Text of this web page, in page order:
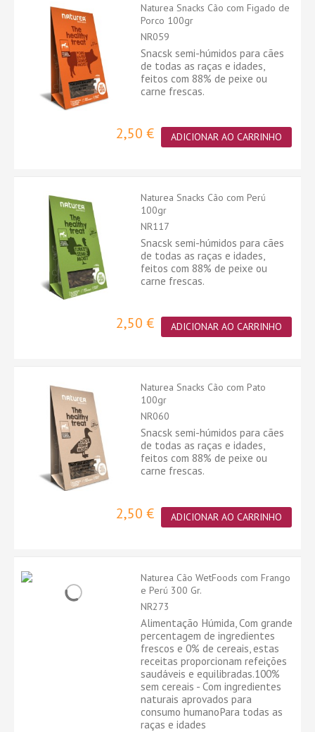
Naturea Snacks Cão com Figado de
Porco 100gr
NR059
Snacsk semi-húmidos para cães
de todas as raças e idades,
feitos com 88% de peixe ou
carne frescas.
2,50 € ADICIONAR AO CARRINHO
Naturea Snacks Cão com Perú
100gr
NR117
Snacsk semi-húmidos para cães
de todas as raças e idades,
feitos com 88% de peixe ou
carne frescas.
2,50 € ADICIONAR AO CARRINHO
Naturea Snacks Cão com Pato
100gr
NR060
Snacsk semi-húmidos para cães
de todas as raças e idades,
feitos com 88% de peixe ou
carne frescas.
2,50 € ADICIONAR AO CARRINHO
Naturea Cão WetFoods com Frango
e Perú 300 Gr.
NR273
Alimentação Húmida, Com grande
percentagem de ingredientes
frescos e 0% de cereais, estas
receitas proporcionam refeições
saudáveis ​​e equilibradas.100%
sem cereais - Com ingredientes
naturais aprovados para
consumo humanoPara todas as
raças e idades